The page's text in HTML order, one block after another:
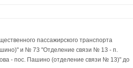
пассажирского транспорта
и № 73 "Отделение связи № 13 - п.
- пос. Пашино (отделение связи № 13)" до